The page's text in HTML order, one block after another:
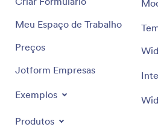
Meu Espaço de Trabalho
Preços
Jotform Empresas
Exemplos
Produtos